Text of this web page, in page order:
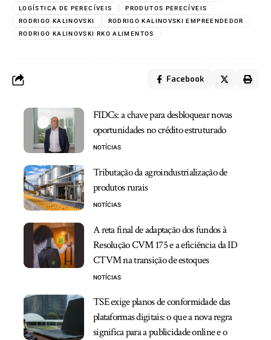
LOGÍSTICA DE PERECÍVEIS
PRODUTOS PERECÍVEIS
RODRIGO KALINOVSKI
RODRIGO KALINOVSKI EMPREENDEDOR
RODRIGO KALINOVSKI RKO ALIMENTOS
Facebook
FIDCs: a chave para desbloquear novas
oportunidades no crédito estruturado
NOTÍCIAS
Tributação da agroindustrialização de
produtos rurais
NOTÍCIAS
A reta final de adaptação dos fundos à
Resolução CVM 175 e a eficiência da ID
CTVM na transição de estoques
NOTÍCIAS
TSE exige planos de conformidade das
plataformas digitais: o que a nova regra
significa para a publicidade online e o